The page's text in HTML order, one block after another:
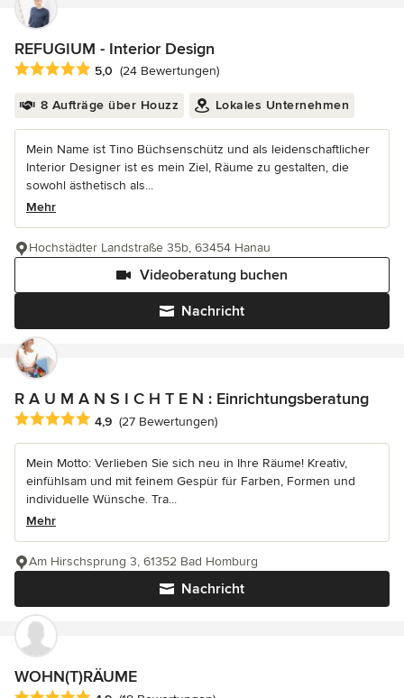
REFUGIUM - Interior Design
Durchschnittliche Bewertung: 5 von 5 Sternen
5,0 (24 Bewertungen)
8 Aufträge über Houzz Lokales Unternehmen
Mein Name ist Tino Büchsenschütz und als leidenschaftlicher
Interior Designer ist es mein Ziel, Räume zu gestalten, die
sowohl ästhetisch als...
Mehr
Nachricht
Videoberatung buchen
Hochstädter Landstraße 35b, 63454 Hanau
R A U M A N S I C H T E N : Einrichtungsberatung
Durchschnittliche Bewertung: 4.9 von 5 Sternen
4,9 (27 Bewertungen)
Mein Motto: Verlieben Sie sich neu in Ihre Räume! Kreativ,
einfühlsam und mit feinem Gespür für Farben, Formen und
individuelle Wünsche. Tra...
Mehr
Nachricht
Am Hirschsprung 3, 61352 Bad Homburg
WOHN(T)RÄUME